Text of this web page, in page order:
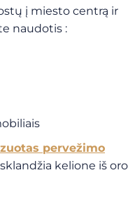
į miesto centrą ir
naudotis :
pervežimo
kelione iš oro